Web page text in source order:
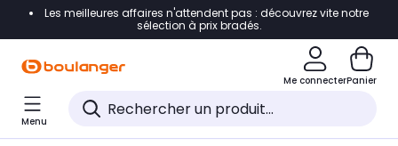
Accéder directement à la navigation
Accéder directement au pied de page
Accéder directement au chatbot
Les meilleures affaires n'attendent pas : découvrez vite notre
sélection à prix bradés.
Me connecterPanier
Menu